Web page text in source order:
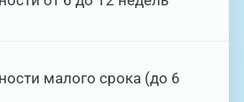
малого срока (до 6